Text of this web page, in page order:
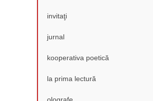
invitaţi
jurnal
kooperativa poetică
la prima lectură